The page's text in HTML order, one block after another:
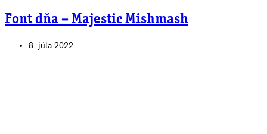
Font dňa – Majestic Mishmash
8. júla 2022